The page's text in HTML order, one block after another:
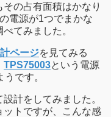
の占有面積はかなり
電源が1つでまかな
てみました。
ページを見てみる
TPS75003という電源
です。
計をしてみました。
ットですが、こんな感